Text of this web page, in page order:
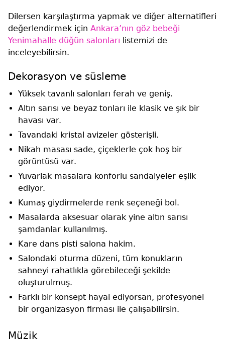
Dilersen karşılaştırma yapmak ve diğer alternatifleri
değerlendirmek için Ankara’nın göz bebeği
Yenimahalle düğün salonları listemizi de
inceleyebilirsin.
Dekorasyon ve süsleme
Yüksek tavanlı salonları ferah ve geniş.
Altın sarısı ve beyaz tonları ile klasik ve şık bir
havası var.
Tavandaki kristal avizeler gösterişli.
Nikah masası sade, çiçeklerle çok hoş bir
görüntüsü var.
Yuvarlak masalara konforlu sandalyeler eşlik
ediyor.
Kumaş giydirmelerde renk seçeneği bol.
Masalarda aksesuar olarak yine altın sarısı
şamdanlar kullanılmış.
Kare dans pisti salona hakim.
Salondaki oturma düzeni, tüm konukların
sahneyi rahatlıkla görebileceği şekilde
oluşturulmuş.
Farklı bir konsept hayal ediyorsan, profesyonel
bir organizasyon firması ile çalışabilirsin.
Müzik